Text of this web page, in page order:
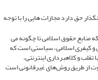
حق دارد مجازات هایی را با توجه
منابع حقوق اسلامی تا چگونه می
و کیفری اسلامی، سیاستی است که
و کلاهبرداری اینترنتی،
از طریق روش‌های غیرقانونی است